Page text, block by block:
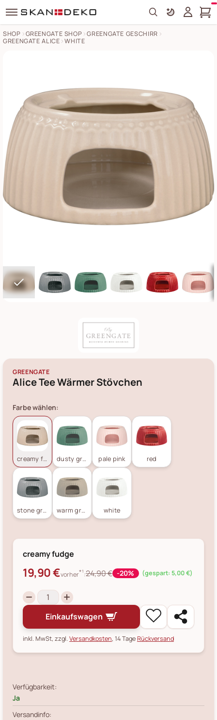
Search
SHOP GREENGATE SHOP
GREENGATE GESCHIRR
GREENGATE ALICE
WHITE
GREENGATE
Alice Tee Wärmer Stövchen
Farbe wählen:
creamy fudge dusty green pale pink red
stone grey warm grey white
creamy fudge
19,90 €vorher*¹:24,90 € -20% (gespart: 5,00 €)
Einkaufswagen
inkl. MwSt, zzgl.Versandkosten, 14 TageRückversand
Verfügbarkeit:
Ja
Versandinfo: